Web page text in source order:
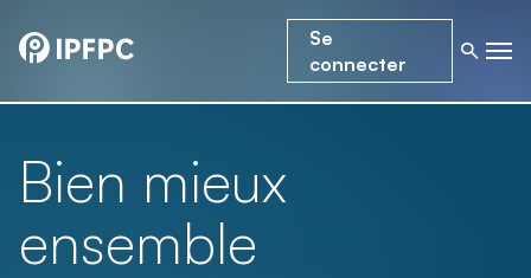
Se
connecter
Bien mieux
ensemble